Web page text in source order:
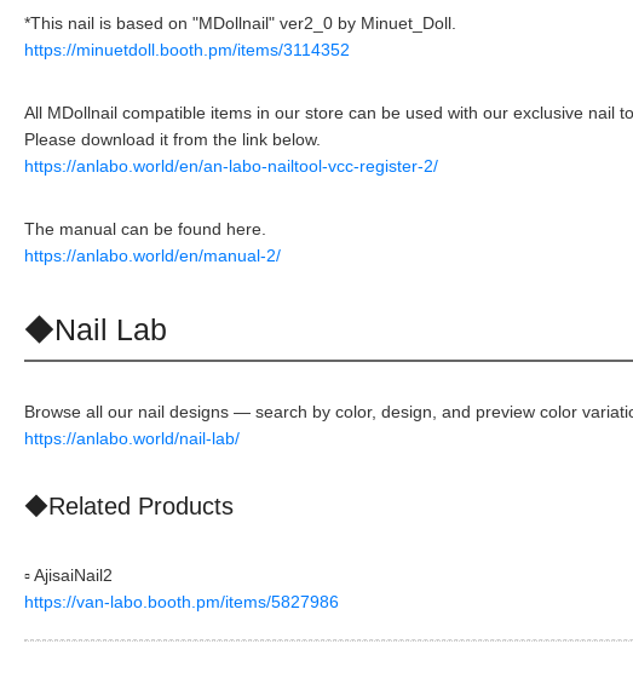
*This nail is based on "MDollnail" ver2_0 by Minuet_Doll.
https://minuetdoll.booth.pm/items/3114352
All MDollnail compatible items in our store can be used with our exclusive nail
Please download it from the link below.
https://anlabo.world/en/an-labo-nailtool-vcc-register-2/
The manual can be found here.
https://anlabo.world/en/manual-2/
◆Nail Lab
Browse all our nail designs — search by color, design, and preview color
https://anlabo.world/nail-lab/
◆Related Products
▫ AjisaiNail2
https://van-labo.booth.pm/items/5827986